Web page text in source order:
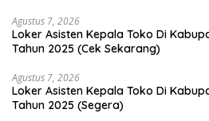
Agustus 7, 2026
Loker Asisten Kepala Toko Di
Tahun 2025 (Cek Sekarang)
Agustus 7, 2026
Loker Asisten Kepala Toko Di
Tahun 2025 (Segera)